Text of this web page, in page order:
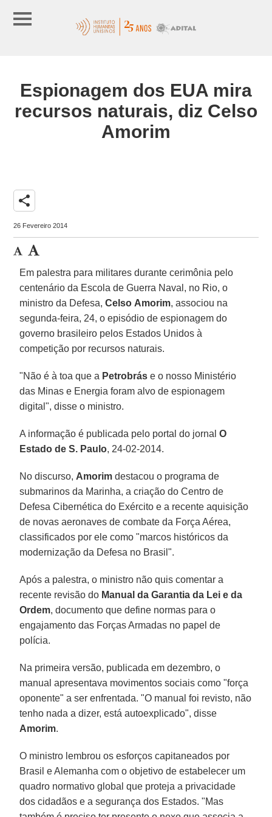
Espionagem dos EUA mira
recursos naturais, diz Celso
Amorim
share
26 Fevereiro 2014
Em palestra para militares durante cerimônia pelo
centenário da Escola de Guerra Naval, no Rio, o
ministro da Defesa,Celso Amorim, associou na
segunda-feira, 24, o episódio de espionagem do
governo brasileiro pelos Estados Unidos à
competição por recursos naturais.
"Não é à toa que a Petrobrás e o nosso Ministério
das Minas e Energia foram alvo de espionagem
digital", disse o ministro.
A informação é publicada pelo portal do jornal O
Estado de S. Paulo, 24-02-2014.
No discurso, Amorim destacou o programa de
submarinos da Marinha, a criação do Centro de
Defesa Cibernética do Exército e a recente aquisição
de novas aeronaves de combate da Força Aérea,
classificados por ele como "marcos históricos da
modernização da Defesa no Brasil".
Após a palestra, o ministro não quis comentar a
recente revisão do Manual da Garantia da Lei e da
Ordem, documento que define normas para o
engajamento das Forças Armadas no papel de
polícia.
Na primeira versão, publicada em dezembro, o
manual apresentava movimentos sociais como "força
oponente" a ser enfrentada. "O manual foi revisto, não
tenho nada a dizer, está autoexplicado", disse
Amorim.
O ministro lembrou os esforços capitaneados por
Brasil e Alemanha com o objetivo de estabelecer um
quadro normativo global que proteja a privacidade
dos cidadãos e a segurança dos Estados. "Mas